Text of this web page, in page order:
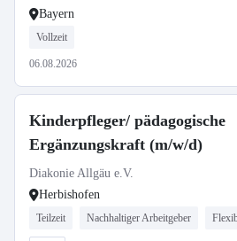
Bayern
Vollzeit
06.08.2026
Kinderpfleger/ pädagogische
Ergänzungskraft (m/w/d)
Diakonie Allgäu e.V.
Herbishofen
Teilzeit Nachhaltiger Arbeitgeber